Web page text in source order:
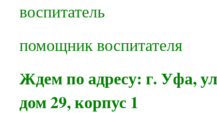
воспитатель
помощник воспитателя
Ждем по адресу: г. Уфа,
дом 29, корпус 1